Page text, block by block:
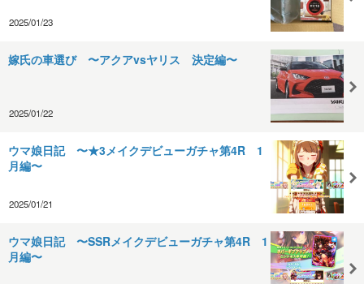
2025/01/23
嫁氏の車選び 〜アクアvsヤリス 決定編〜
2025/01/22
ウマ娘日記 〜★3メイクデビューガチャ第4R 1
月編〜
2025/01/21
ウマ娘日記 〜SSRメイクデビューガチャ第4R 1
月編〜